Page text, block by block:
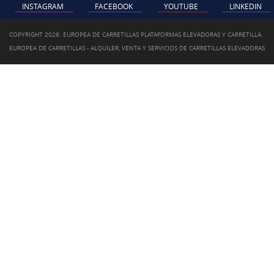
INSTAGRAM FACEBOOK YOUTUBE LINKEDIN
COPYRIGHT 2026. EUROPEA DE CARRETILLAS PLATAFORMAS ELEVADORAS Y CARRETILLA.
EUROPEA DE CARRETILLAS - ALQUILER, VENTA Y SERVICIOS DE CARRETILLAS ELEVADORAS